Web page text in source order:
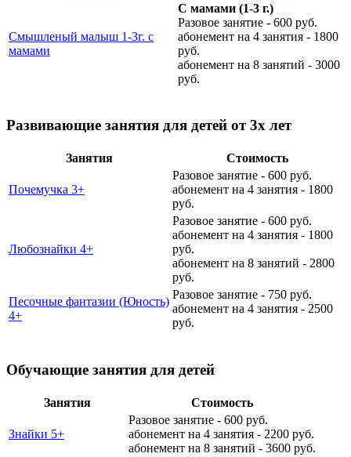
Смышленый малыш 1-3г. с
мамами
С мамами (1-3 г.)
Разовое занятие - 600 руб.
абонемент на 4 занятия - 1800
руб.
абонемент на 8 занятий - 3000
руб.
Развивающие занятия для детей от 3х лет
Занятия Стоимость
Почемучка 3+
Разовое занятие - 600 руб.
абонемент на 4 занятия - 1800
руб.
Любознайки 4+
Разовое занятие - 600 руб.
абонемент на 4 занятия - 1800
руб.
абонемент на 8 занятий - 2800
руб.
Песочные фантазии (Юность)
4+
Разовое занятие - 750 руб.
абонемент на 4 занятия - 2500
руб.
Обучающие занятия для детей
Занятия Стоимость
Знайки 5+
Разовое занятие - 600 руб.
абонемент на 4 занятия - 2200 руб.
абонемент на 8 занятий - 3600 руб.